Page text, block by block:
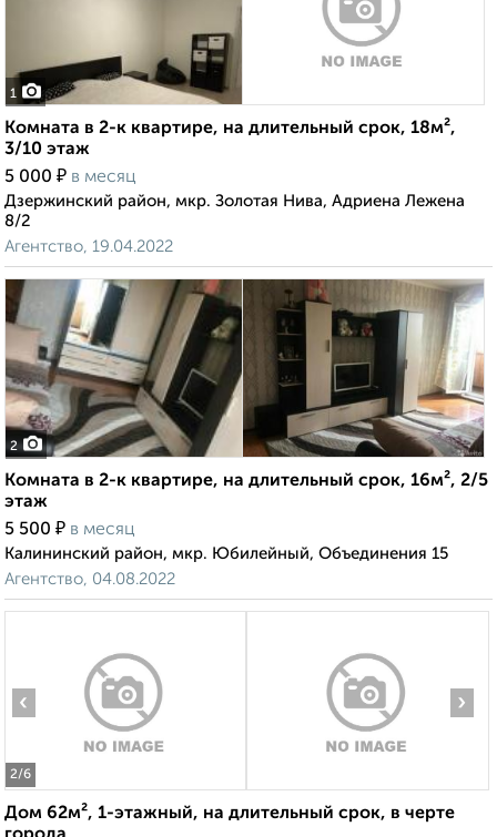
1
Комната в 2-к квартире, на длительный срок, 18м²,
3/10 этаж
5 000 ₽ в месяц
Дзержинский район, мкр. Золотая Нива, Адриена Лежена
8/2
Агентство, 19.04.2022
2
Комната в 2-к квартире, на длительный срок, 16м², 2/5
этаж
5 500 ₽ в месяц
Калининский район, мкр. Юбилейный, Объединения 15
Агентство, 04.08.2022
2/6
‹ ›
Дом 62м², 1-этажный, на длительный срок, в черте